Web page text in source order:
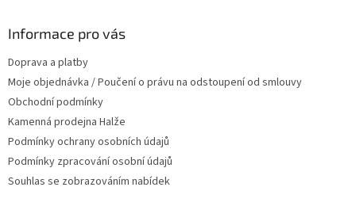
Informace pro vás
Doprava a platby
Moje objednávka / Poučení o právu na odstoupení od smlouvy
Obchodní podmínky
Kamenná prodejna Halže
Podmínky ochrany osobních údajů
Podmínky zpracování osobní údajů
Souhlas se zobrazováním nabídek